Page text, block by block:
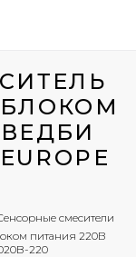
смесители
питания 220В
220